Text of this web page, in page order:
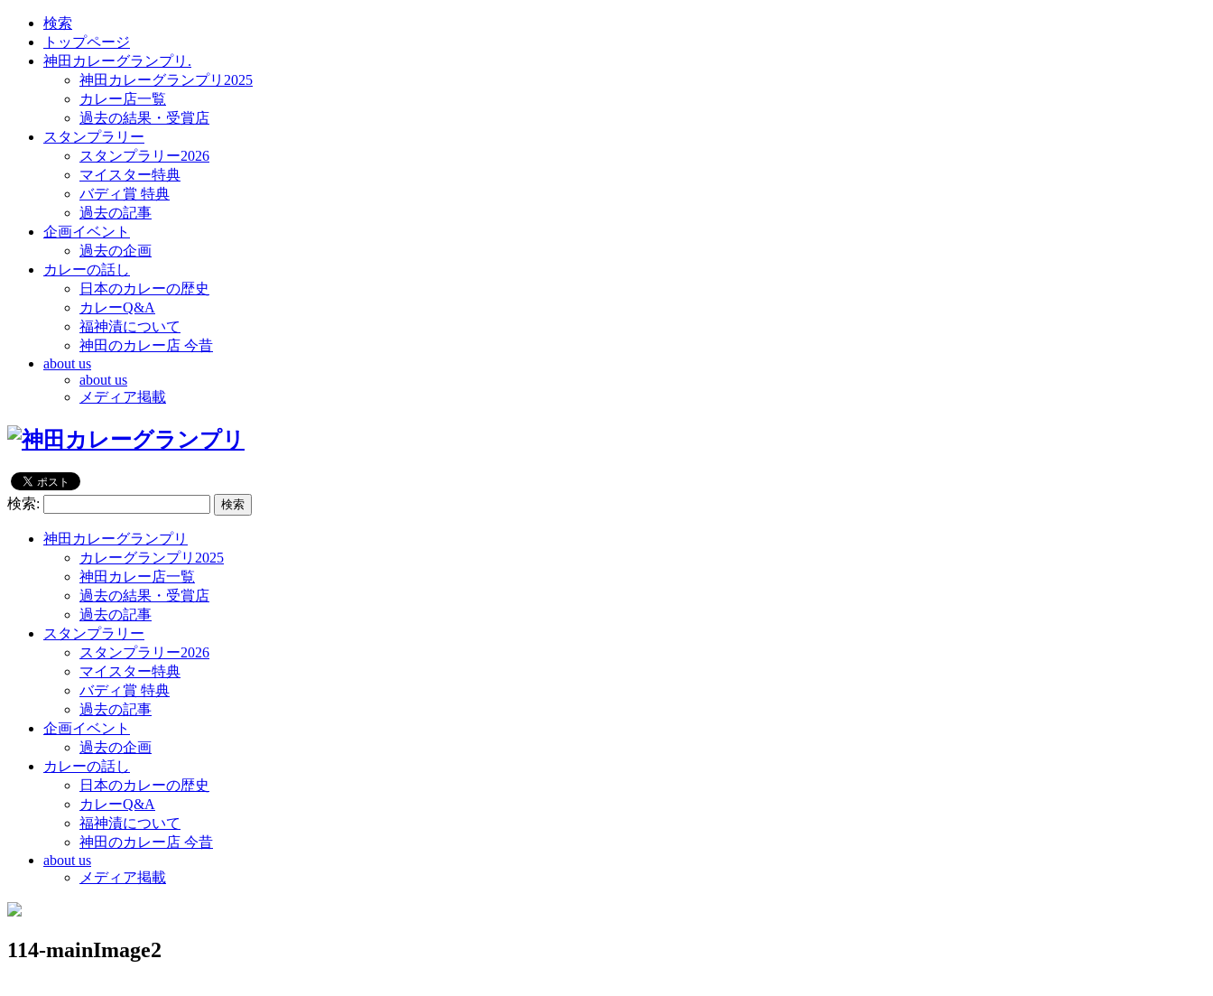
検索
トップページ
神田カレーグランプリ.
神田カレーグランプリ2025
カレー店一覧
過去の結果・受賞店
スタンプラリー
スタンプラリー2026
マイスター特典
バディ賞 特典
過去の記事
企画イベント
過去の企画
カレーの話し
日本のカレーの歴史
カレーQ&A
福神漬について
神田のカレー店 今昔
about us
about us
メディア掲載
検索:
神田カレーグランプリ
カレーグランプリ2025
神田カレー店一覧
過去の結果・受賞店
過去の記事
スタンプラリー
スタンプラリー2026
マイスター特典
バディ賞 特典
過去の記事
企画イベント
過去の企画
カレーの話し
日本のカレーの歴史
カレーQ&A
福神漬について
神田のカレー店 今昔
about us
メディア掲載
114-mainImage2